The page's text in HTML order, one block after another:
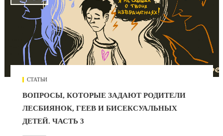
СТАТЬИ
ВОПРОСЫ, КОТОРЫЕ ЗАДАЮТ РОДИТЕЛИ
ЛЕСБИЯНОК, ГЕЕВ И БИСЕКСУАЛЬНЫХ
ДЕТЕЙ. ЧАСТЬ 3